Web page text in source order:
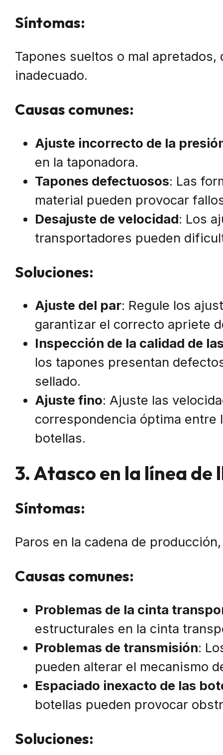
Síntomas:
Tapones sueltos o mal
inadecuado.
Causas comunes:
Ajuste incorrecto de la
en la taponadora.
Tapones defectuosos: Las
material pueden provocar
Desajuste de velocidad: Los
transportadores pueden
Soluciones:
Ajuste del par: Regule los
garantizar el correcto apriete
Inspección de la calidad de
los tapones presentan
sellado.
Ajuste fino: Ajuste las
correspondencia óptima entre
botellas.
3. Atasco en la línea de
Síntomas:
Paros en la cadena de
Causas comunes:
Problemas de la cinta
estructurales en la cinta
Problemas de transmisión:
pueden alterar el mecanismo
Espaciado inexacto de las
botellas pueden provocar
Soluciones: